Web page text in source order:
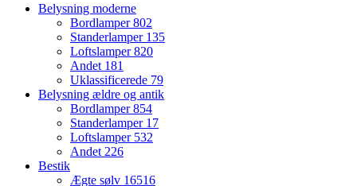
Belysning moderne
Bordlamper802
Standerlamper 135
Loftslamper820
Andet 181
Uklassificerede 79
Belysning ældre og antik
Bordlamper854
Standerlamper 17
Loftslamper 532
Andet 226
Bestik
Ægte sølv 16516